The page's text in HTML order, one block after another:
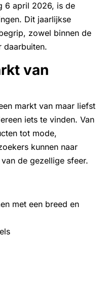
6 april 2026, is de
Dit jaarlijkse
zowel binnen de
daarbuiten.
van
markt van maar liefst
iets te vinden. Van
tot mode,
kunnen naar
de gezellige sfeer.
met een breed en